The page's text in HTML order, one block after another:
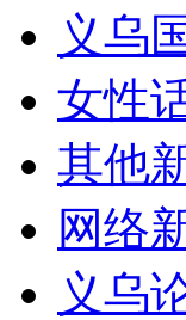
义乌
女性
其他
网络
义乌